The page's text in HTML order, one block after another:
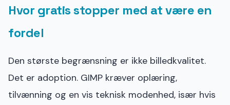
Hvor gratis stopper med at være en
fordel
Den største begrænsning er ikke billedkvalitet.
Det er adoption. GIMP kræver oplæring,
tilvænning og en vis teknisk modenhed, især hvis